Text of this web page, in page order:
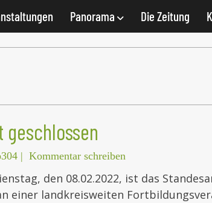
Panorama Die Zeitung
geschlossen
| Kommentar schreiben
den 08.02.2022, ist das
einer landkreisweiten